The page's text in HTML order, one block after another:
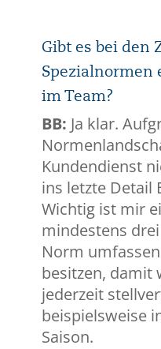
Gibt es bei den
Spezialnormen
im Team?
BB: Ja klar.
Kundendienst
ins letzte Detail
Wichtig ist mir
mindestens
Norm
besitzen, damit
jederzeit
beispielsweise
Saison.